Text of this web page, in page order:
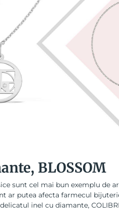
BLOSSOM
sunt cel mai bun exemplu de
ar putea afecta farmecul
inel cu diamante,